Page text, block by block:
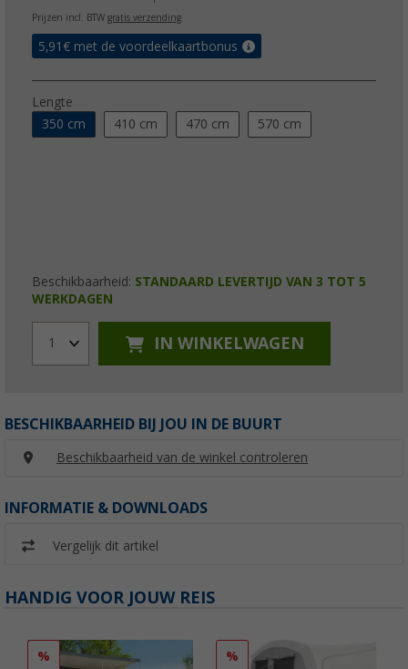
Prijzen incl. BTW gratis verzending
5,91 € met de voordeelkaartbonus
Lengte
350 cm
410 cm 470 cm 570 cm
Beschikbaarheid: STANDAARD LEVERTIJD VAN 3 TOT 5
WERKDAGEN
1 IN WINKELWAGEN
BESCHIKBAARHEID BIJ JOU IN DE BUURT
Beschikbaarheid van de winkel controleren
INFORMATIE & DOWNLOADS
Vergelijk dit artikel
HANDIG VOOR JOUW REIS
% %